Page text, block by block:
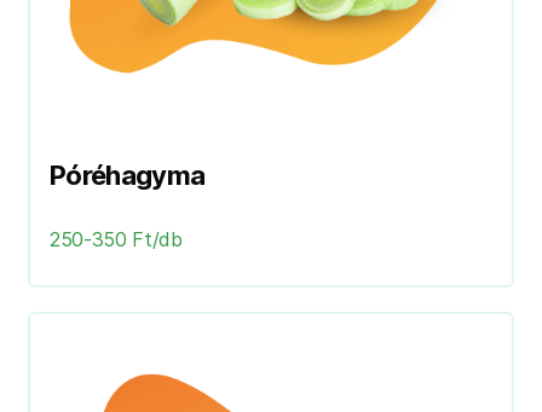
Póréhagyma
250-350 Ft/db